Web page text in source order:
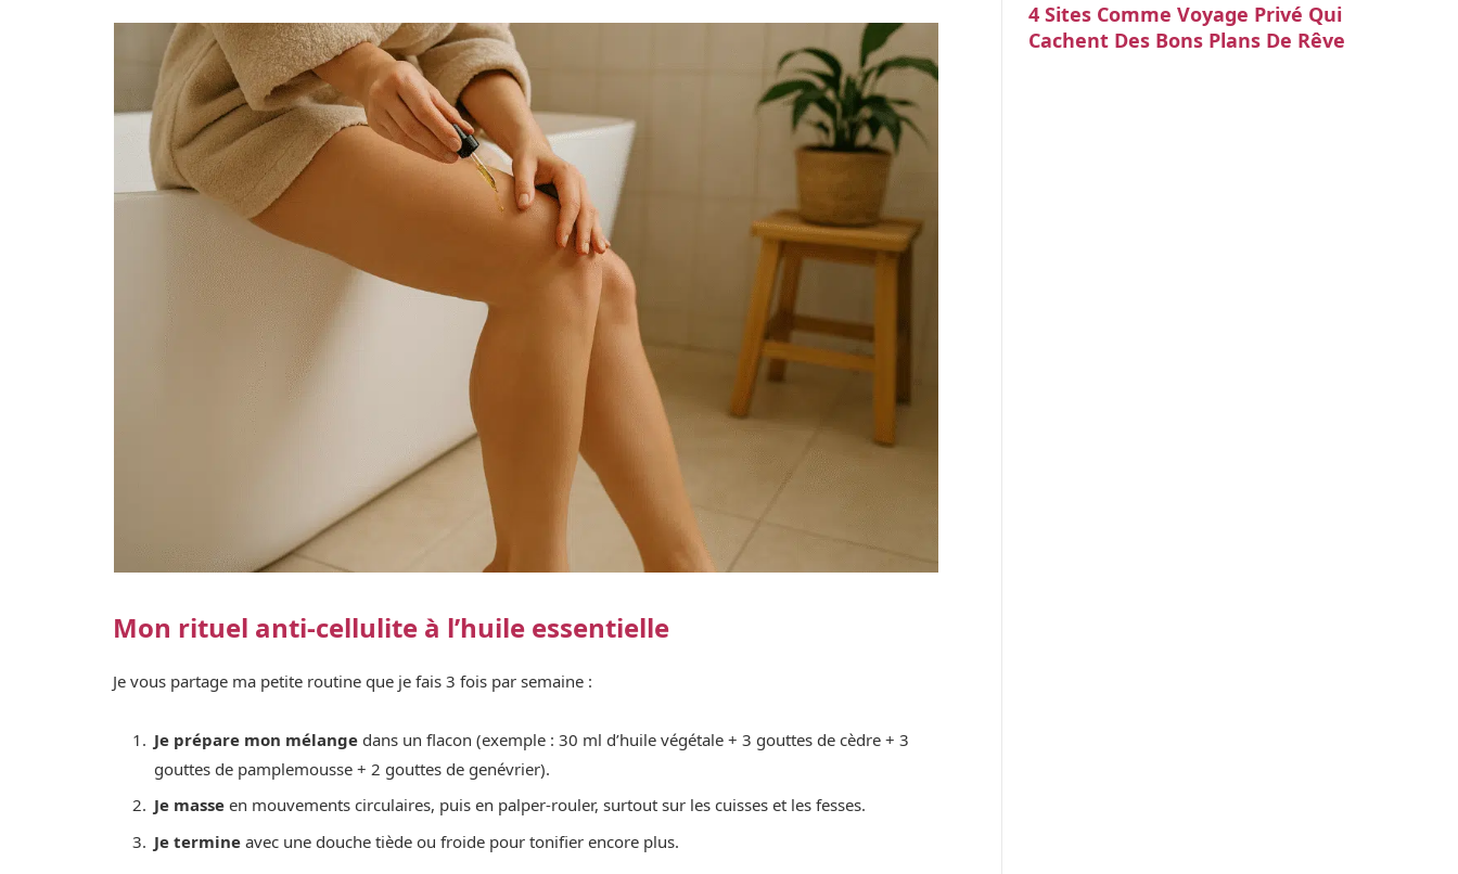
Mon rituel anti-cellulite à l’huile essentielle
Je vous partage ma petite routine que je fais 3 fois par semaine :
Je prépare mon mélange dans un flacon (exemple : 30 ml d’huile végétale + 3 gouttes de cèdre + 3
gouttes de pamplemousse + 2 gouttes de genévrier).
Je masse en mouvements circulaires, puis en palper-rouler, surtout sur les cuisses et les fesses.
Je termine avec une douche tiède ou froide pour tonifier encore plus.
4 Sites Comme Voyage Privé Qui
Cachent Des Bons Plans De Rêve